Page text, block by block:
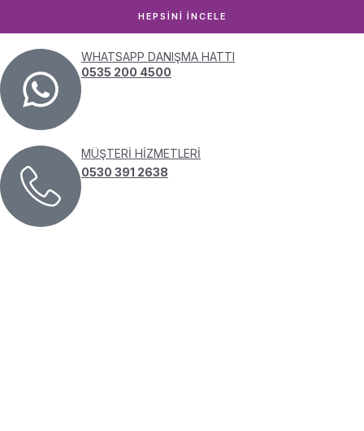
HEPSİNİ İNCELE
WHATSAPP DANIŞMA HATTI
0535 200 4500
MÜŞTERİ HİZMETLERİ
0530 391 2638